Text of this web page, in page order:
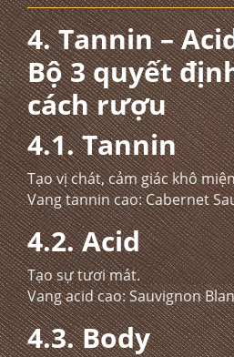
4. Tannin –
Bộ 3 quyết
cách rượu
4.1. Tannin
Tạo vị chát, cảm giác khô
Vang tannin cao: Cabernet
4.2. Acid
Tạo sự tươi mát.
Vang acid cao: Sauvignon
4.3. Body